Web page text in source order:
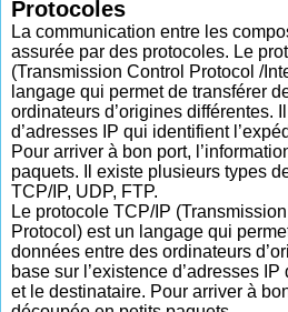
Protocoles
La communication entre les
assurée par des protocoles. Le
(Transmission Control Protocol /
langage qui permet de transférer
ordinateurs d’origines différentes.
d’adresses IP qui identifient
Pour arriver à bon port,
paquets. Il existe plusieurs types
TCP/IP, UDP, FTP.
Le protocole TCP/IP
Protocol) est un langage qui
données entre des ordinateurs
base sur l’existence d’adresses
et le destinataire. Pour arriver à